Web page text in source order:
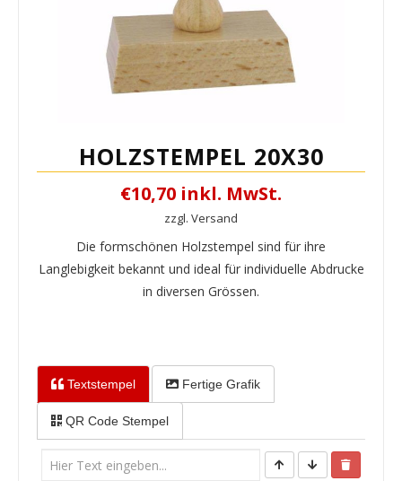
HOLZSTEMPEL 20X30
€10,70 inkl. MwSt.
zzgl. Versand
Die formschönen Holzstempel sind für ihre
Langlebigkeit bekannt und ideal für individuelle Abdrucke
in diversen Grössen.
Textstempel Fertige Grafik
QR Code Stempel